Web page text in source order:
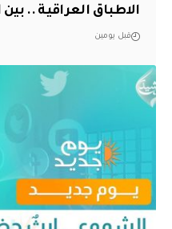
الاطباق العراقية ..
قبل يومين